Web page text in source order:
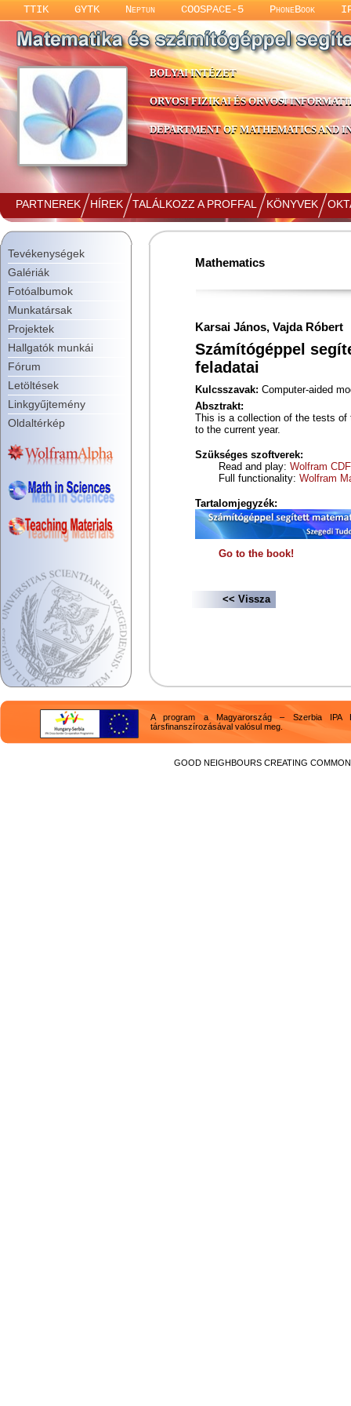
TTIK GYTK Neptun COOSPACE-5 PhoneBook
BOLYAI INTÉZET
ORVOSI FIZIKAI ÉS ORVOSI
DEPARTMENT OF MATHEMATICS AND
PARTNEREK HÍREK TALÁLKOZZ A PROFFAL KÖNYVEK
Tevékenységek
Galériák
Fotóalbumok
Munkatársak
Projektek
Hallgatók munkái
Fórum
Letöltések
Linkgyűjtemény
Oldaltérkép
Mathematics
Karsai János, Vajda Róbert
Számítógéppel
feladatai
Kulcsszavak: Computer-aided
Absztrakt:
This is a collection of the tests of
to the current year.
Szükséges szoftverek:
Read and play: Wolfram
Full functionality: Wolfram
Tartalomjegyzék:
Go to the book!
<< Vissza
A program a Magyarország – Szerbia IPA
társfinanszírozásával valósul meg.
GOOD NEIGHBOURS CREATING